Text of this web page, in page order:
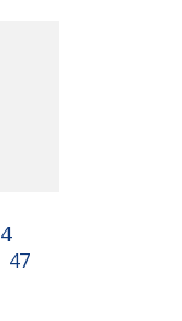
47